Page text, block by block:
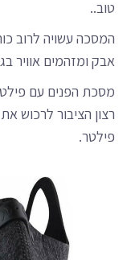
טוב..
המסכה עשויה לרוב
אבק ומזהמים אוויר בגודל
מסכת הפנים עם
רצון הציבור לרכוש
פילטר.